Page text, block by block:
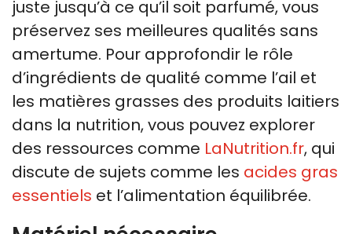
juste jusqu’à ce qu’il soit parfumé, vous
préservez ses meilleures qualités sans
amertume. Pour approfondir le rôle
d’ingrédients de qualité comme l’ail et
les matières grasses des produits laitiers
dans la nutrition, vous pouvez explorer
des ressources comme LaNutrition.fr, qui
discute de sujets comme les acides gras
essentiels et l’alimentation équilibrée.